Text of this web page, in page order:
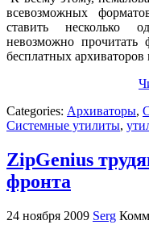
всевозможных
ставить несколько
невозможно
бесплатных архиваторов
Categories: Архиваторы,
Системные утилиты,
ZipGenius
фронта
24 ноября 2009 Serg